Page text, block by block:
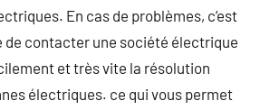
En cas de problèmes, c’est
de contacter une société électrique
et très vite la résolution
électriques. ce qui vous permet